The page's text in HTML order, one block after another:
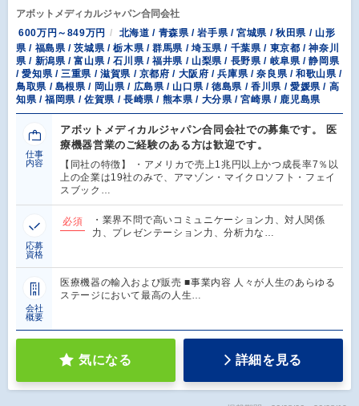
アボットメディカルジャパン合同会社
600万円～849万円
北海道 / 青森県 / 岩手県 / 宮城県 / 秋田県 / 山形
県 / 福島県 / 茨城県 / 栃木県 / 群馬県 / 埼玉県 / 千葉県 / 東京都 / 神奈川
県 / 新潟県 / 富山県 / 石川県 / 福井県 / 山梨県 / 長野県 / 岐阜県 / 静岡県
/ 愛知県 / 三重県 / 滋賀県 / 京都府 / 大阪府 / 兵庫県 / 奈良県 / 和歌山県 /
鳥取県 / 島根県 / 岡山県 / 広島県 / 山口県 / 徳島県 / 香川県 / 愛媛県 / 高
知県 / 福岡県 / 佐賀県 / 長崎県 / 熊本県 / 大分県 / 宮崎県 / 鹿児島県
仕事
内容
アボットメディカルジャパン合同会社での募集です。 医
療機器営業のご経験のある方は歓迎です。
【同社の特徴】 ・アメリカで売上1兆円以上かつ成長率7％以
上の企業は19社のみで、アマゾン・マイクロソフト・フェイ
スブック…
応募
資格
必須
・業界不問で高いコミュニケーション力、対人関係
力、プレゼンテーション力、分析力な…
会社
概要
医療機器の輸入および販売 ■事業内容 人々が人生のあらゆる
ステージにおいて最高の人生…
気になる 詳細を見る